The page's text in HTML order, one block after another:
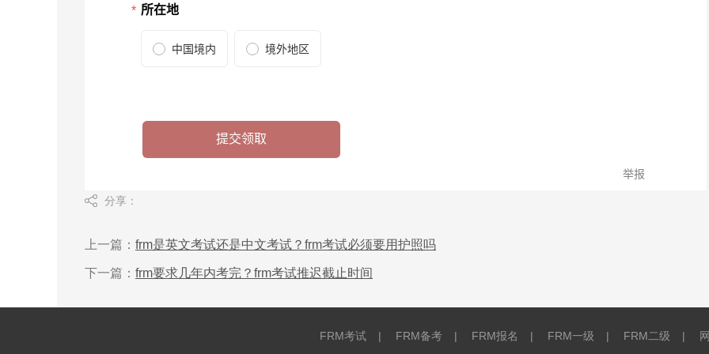
分享：
上一篇： frm是英文考试还是中文考试？frm考试必须要用护照吗
下一篇： frm要求几年内考完？frm考试推迟截止时间
FRM考试 | FRM备考 | FRM报名 | FRM一级 | FRM二级 |